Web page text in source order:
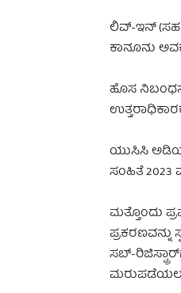
ಲಿವ್-ಇನ್ (ಸಹ
ಕಾನೂನು
ಹೊಸ
ಯುಸಿಸಿ
ಸಂಹಿತೆ 2023
ಮತ್ತೊಂದು
ಪ್ರಕರಣವನ್ನು
ಸಬ್-
ಮರುಪಡೆಯಲು